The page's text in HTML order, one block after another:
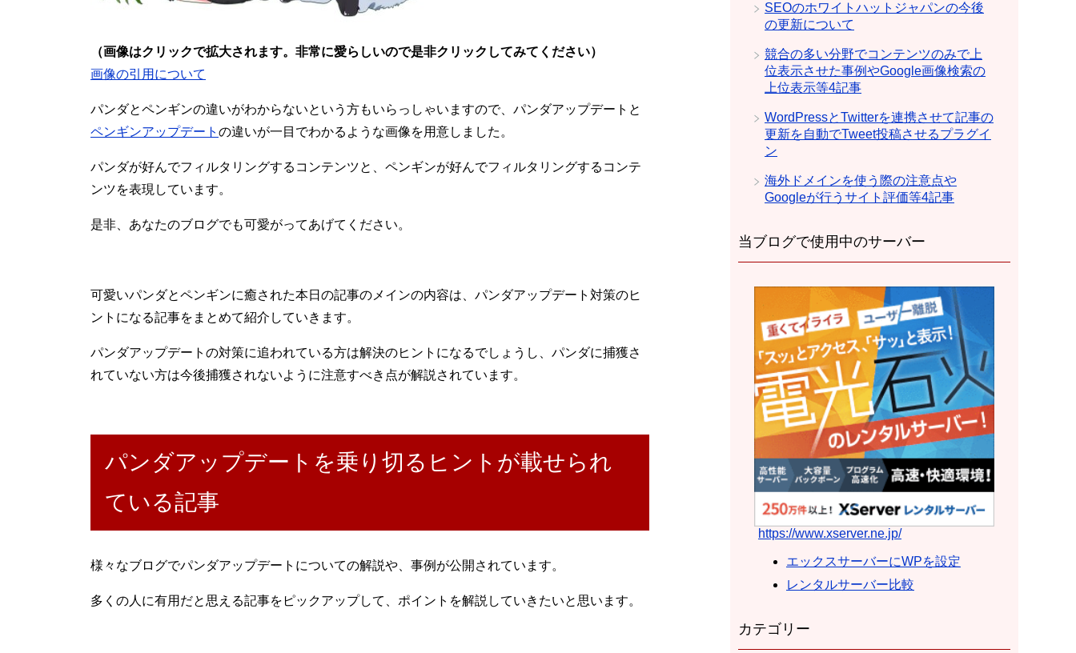
（画像はクリックで拡大されます。非常に愛らしいので是非クリックしてみてください）
画像の引用について
パンダとペンギンの違いがわからないという方もいらっしゃいますので、パンダアップデートと
ペンギンアップデート の違いが一目でわかるような画像を用意しました。
パンダが好んでフィルタリングするコンテンツと、ペンギンが好んでフィルタリングするコンテ
ンツを表現しています。
是非、あなたのブログでも可愛がってあげてください。
可愛いパンダとペンギンに癒された本日の記事のメインの内容は、パンダアップデート対策のヒ
ントになる記事をまとめて紹介していきます。
パンダアップデートの対策に追われている方は解決のヒントになるでしょうし、パンダに捕獲さ
れていない方は今後捕獲されないように注意すべき点が解説されています。
パンダアップデートを乗り切るヒントが載せられ
ている記事
様々なブログでパンダアップデートについての解説や、事例が公開されています。
多くの人に有用だと思える記事をピックアップして、ポイントを解説していきたいと思います。
SEOのホワイトハットジャパンの今後
の更新について
競合の多い分野でコンテンツのみで上
位表示させた事例やGoogle画像検索の
上位表示等4記事
WordPressとTwitterを連携させて記事の
更新を自動でTweet投稿させるプラグイ
ン
海外ドメインを使う際の注意点や
Googleが行うサイト評価等4記事
当ブログで使用中のサーバー
https://www.xserver.ne.jp/
エックスサーバーにWPを設定
レンタルサーバー比較
カテゴリー